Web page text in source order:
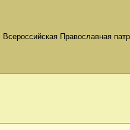
Всероссийская Православная